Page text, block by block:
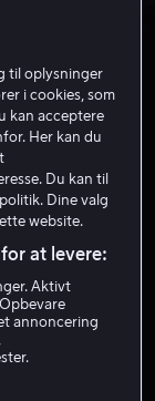
7 år
til oplysninger
i cookies, som
kan acceptere
Her kan du
Du kan til
Dine valg
website.
at levere:
Aktivt
annoncering